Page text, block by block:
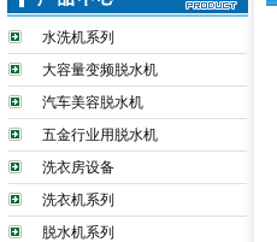
水洗机系列
大容量变频脱水机
汽车美容脱水机
五金行业用脱水机
洗衣房设备
洗衣机系列
脱水机系列